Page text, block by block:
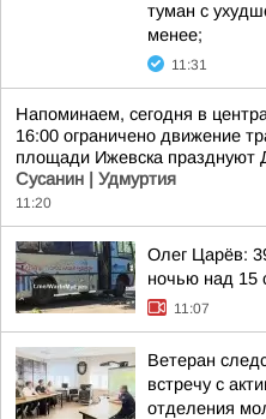
туман с
менее;
11:31
Напоминаем, сегодня в
16:00 ограничено движение
площади Ижевска празднуют
Сусанин | Удмуртия
11:20
Олег Царёв:
ночью над 15
11:07
Ветеран
встречу с
отделения